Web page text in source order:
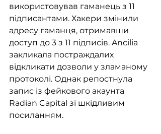
використовував гаманець з 11
підписантами. Хакери змінили
адресу гаманця, отримавши
доступ до 3 з 11 підписів. Ancilia
закликала постраждалих
відкликати дозволи у зламаному
протоколі. Однак репостнула
запис із фейкового акаунта
Radian Capital зі шкідливим
посиланням.